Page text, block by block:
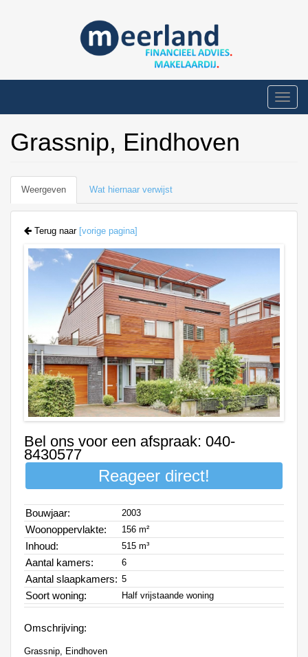
Toggle
Grassnip, Eindhoven
Primaire
tabs
Weergeven (actieve
tabblad)
Wat hiernaar verwijst
Terug naar [vorige pagina]
Bel ons voor een afspraak: 040-
8430577
Reageer direct!
Bouwjaar: 2003
Woonoppervlakte: 156 m²
Inhoud: 515 m³
Aantal kamers: 6
Aantal slaapkamers: 5
Soort woning: Half vrijstaande woning
Omschrijving:
Grassnip, Eindhoven